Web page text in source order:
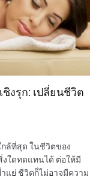
งรุก: เปลี่ยนชีวิต
กล้ที่สุด ในชีวิตของ
ใดทดแทนได้ ต่อให้มี
แย่ ชีวิตก็ไม่อาจมีความ